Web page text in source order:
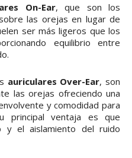
On-Ear, que son los
las orejas en lugar de
ser más ligeros que los
equilibrio entre
auriculares Over-Ear, son
las orejas ofreciendo una
y comodidad para
principal ventaja es que
y el aislamiento del ruido